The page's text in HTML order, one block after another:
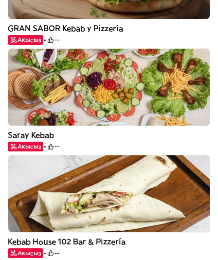
GRAN SABOR Kebab y Pizzería
Акысыз --
Saray Kebab
Акысыз --
Kebab House 102 Bar & Pizzería
Акысыз --